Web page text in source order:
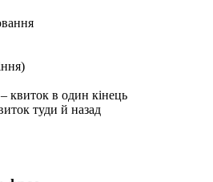
– квиток в один кінець
туди й назад